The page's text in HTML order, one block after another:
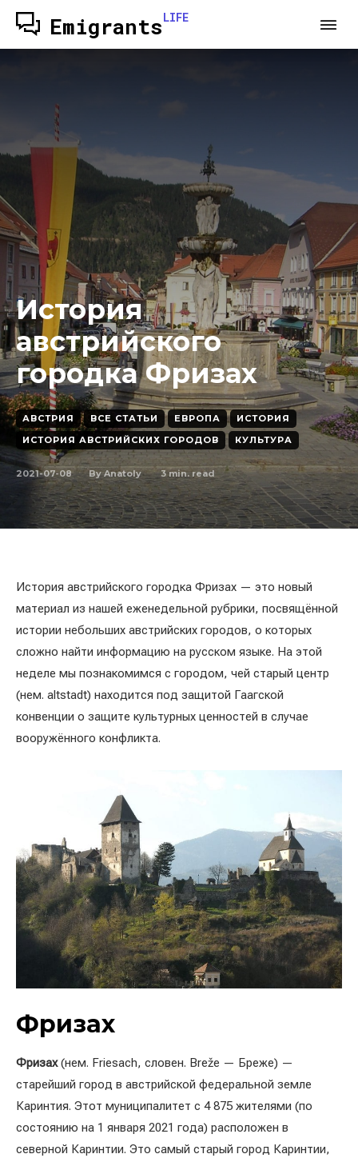
EmigrantsLIFE
История
австрийского
городка Фризах
АВСТРИЯ ВСЕ СТАТЬИ ЕВРОПА
ИСТОРИЯ
ИСТОРИЯ АВСТРИЙСКИХ ГОРОДОВ
КУЛЬТУРА
2021-07-08 By Anatoly 3min. read
История австрийского городка Фризах — это новый
материал из нашей еженедельной рубрики, посвящённой
истории небольших австрийских городов, о которых
сложно найти информацию на русском языке. На этой
неделе мы познакомимся с городом, чей старый центр
(нем. altstadt) находится под защитой Гаагской
конвенции о защите культурных ценностей в случае
вооружённого конфликта.
Фризах
Фризах(нем. Friesach, словен. Breže — Бреже) —
старейший город в австрийской федеральной земле
Каринтия. Этот муниципалитет с 4 875 жителями (по
состоянию на 1 января 2021 года) расположен в
северной Каринтии. Это самый старый город Каринтии,